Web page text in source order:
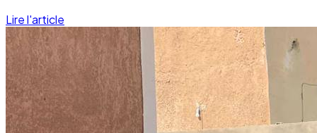
Lire l'article